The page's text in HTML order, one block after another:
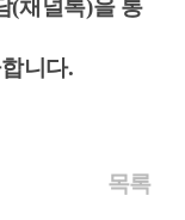
(채널톡)을 통
니다.
목록